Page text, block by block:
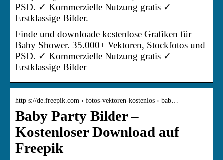
PSD. ✓ Kommerzielle Nutzung gratis ✓
Erstklassige Bilder.
Finde und downloade kostenlose Grafiken für
Baby Shower. 35.000+ Vektoren, Stockfotos und
PSD. ✓ Kommerzielle Nutzung gratis ✓
Erstklassige Bilder
http s://de.freepik.com › fotos-vektoren-kostenlos › bab…
Baby Party Bilder –
Kostenloser Download auf
Freepik